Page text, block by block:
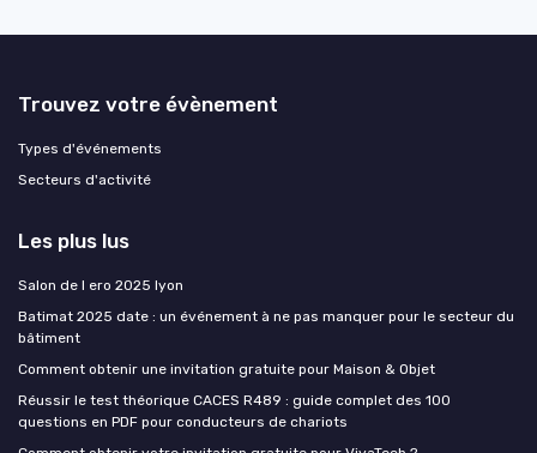
Trouvez votre évènement
Types d'événements
Secteurs d'activité
Les plus lus
Salon de l ero 2025 lyon
Batimat 2025 date : un événement à ne pas manquer pour le secteur du
bâtiment
Comment obtenir une invitation gratuite pour Maison & Objet
Réussir le test théorique CACES R489 : guide complet des 100
questions en PDF pour conducteurs de chariots